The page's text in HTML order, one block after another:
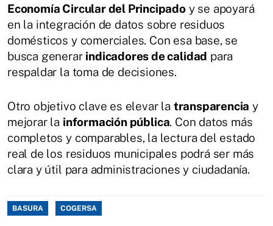
Economía Circular del Principadoy se apoyará
en la integración de datos sobre residuos
domésticos y comerciales. Con esa base, se
busca generar indicadores de calidad para
respaldar la toma de decisiones.
Otro objetivo clave es elevar la transparencia y
mejorar la información pública. Con datos más
completos y comparables, la lectura del estado
real de los residuos municipales podrá ser más
clara y útil para administraciones y ciudadanía.
BASURA COGERSA